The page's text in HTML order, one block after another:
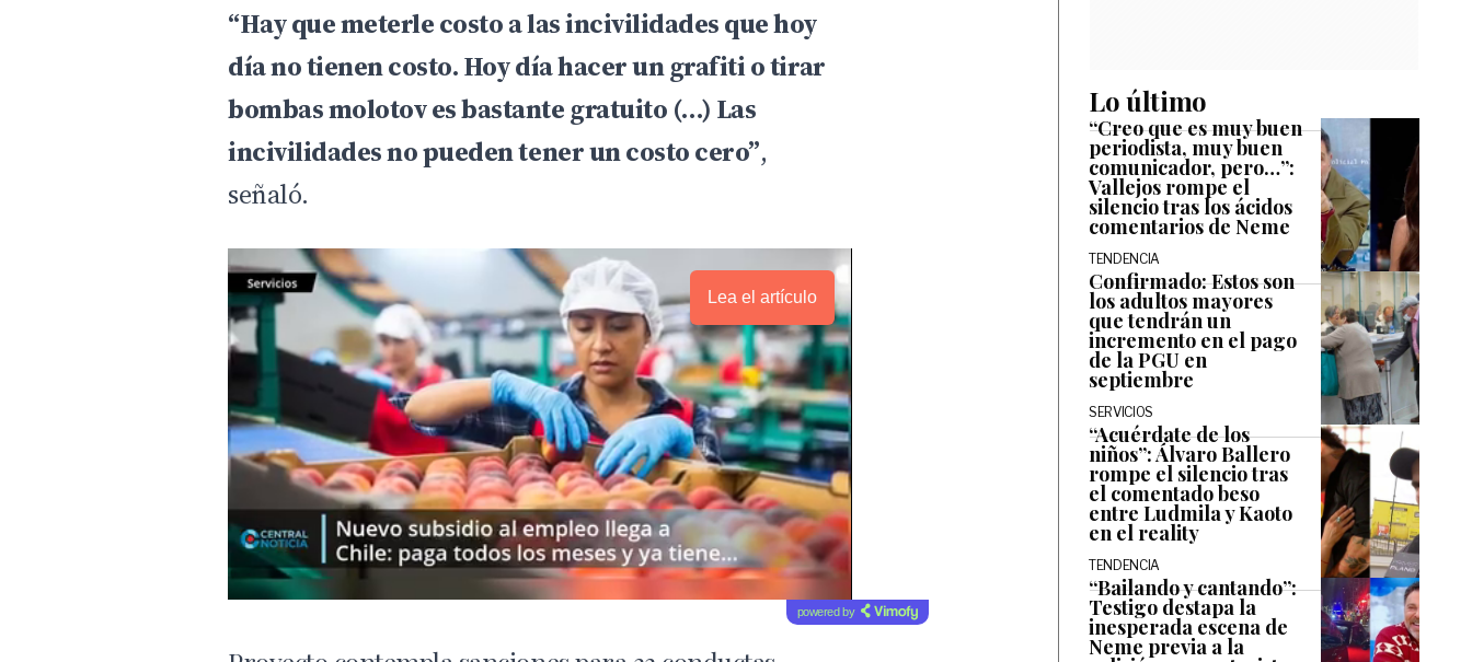
“Hay que meterle costo a las incivilidades que hoy
día no tienen costo. Hoy día hacer un grafiti o tirar
bombas molotov es bastante gratuito (…) Las
incivilidades no pueden tener un costo cero”,
señaló.
Lea el artículo
powered by
Lo último
“Creo que es muy buen
periodista, muy buen
comunicador, pero…”:
Vallejos rompe el
silencio tras los ácidos
comentarios de Neme
TENDENCIA
Confirmado: Estos son
los adultos mayores
que tendrán un
incremento en el pago
de la PGU en
septiembre
SERVICIOS
“Acuérdate de los
niños”: Álvaro Ballero
rompe el silencio tras
el comentado beso
entre Ludmila y Kaoto
en el reality
TENDENCIA
“Bailando y cantando”:
Testigo destapa la
inesperada escena de
Neme previa a la